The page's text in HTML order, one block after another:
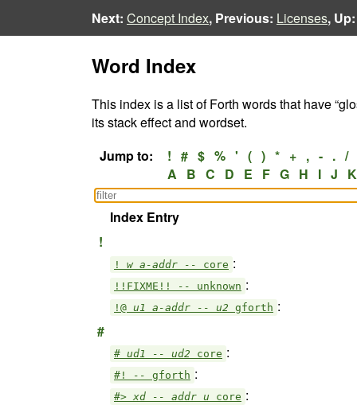
Next: Concept Index, Previous: Licenses,
Word Index
This index is a list of Forth words that have
its stack effect and wordset.
Jump to:
! # $ % ' ( ) * + , - . /
A
B C D E F G H I J K
Index Entry
!
! w a-addr -- core :
!!FIXME!! -- unknown :
!@ u1 a-addr -- u2 gforth :
#
# ud1 -- ud2 core :
#! -- gforth :
#> xd -- addr u core :